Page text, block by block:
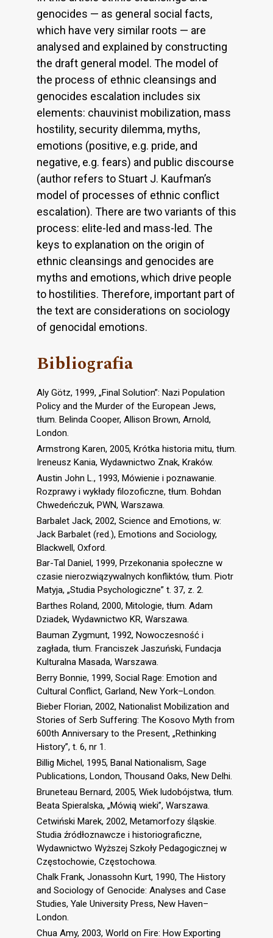
genocides — as general social facts,
which have very similar roots — are
analysed and explained by constructing
the draft general model. The model of
the process of ethnic cleansings and
genocides escalation includes six
elements: chauvinist mobilization, mass
hostility, security dilemma, myths,
emotions (positive, e.g. pride, and
negative, e.g. fears) and public discourse
(author refers to Stuart J. Kaufman’s
model of processes of ethnic conflict
escalation). There are two variants of this
process: elite-led and mass-led. The
keys to explanation on the origin of
ethnic cleansings and genocides are
myths and emotions, which drive people
to hostilities. Therefore, important part of
the text are considerations on sociology
of genocidal emotions.
Bibliografia
Aly Götz, 1999, „Final Solution”: Nazi Population
Policy and the Murder of the European Jews,
tłum. Belinda Cooper, Allison Brown, Arnold,
London.
Armstrong Karen, 2005, Krótka historia mitu, tłum.
Ireneusz Kania, Wydawnictwo Znak, Kraków.
Austin John L., 1993, Mówienie i poznawanie.
Rozprawy i wykłady filozoficzne, tłum. Bohdan
Chwedeńczuk, PWN, Warszawa.
Barbalet Jack, 2002, Science and Emotions, w:
Jack Barbalet (red.), Emotions and Sociology,
Blackwell, Oxford.
Bar-Tal Daniel, 1999, Przekonania społeczne w
czasie nierozwiązywalnych konfliktów, tłum. Piotr
Matyja, „Studia Psychologiczne” t. 37, z. 2.
Barthes Roland, 2000, Mitologie, tłum. Adam
Dziadek, Wydawnictwo KR, Warszawa.
Bauman Zygmunt, 1992, Nowoczesność i
zagłada, tłum. Franciszek Jaszuński, Fundacja
Kulturalna Masada, Warszawa.
Berry Bonnie, 1999, Social Rage: Emotion and
Cultural Conflict, Garland, New York–London.
Bieber Florian, 2002, Nationalist Mobilization and
Stories of Serb Suffering: The Kosovo Myth from
600th Anniversary to the Present, „Rethinking
History”, t. 6, nr 1.
Billig Michel, 1995, Banal Nationalism, Sage
Publications, London, Thousand Oaks, New Delhi.
Bruneteau Bernard, 2005, Wiek ludobójstwa, tłum.
Beata Spieralska, „Mówią wieki”, Warszawa.
Cetwiński Marek, 2002, Metamorfozy śląskie.
Studia źródłoznawcze i historiograficzne,
Wydawnictwo Wyższej Szkoły Pedagogicznej w
Częstochowie, Częstochowa.
Chalk Frank, Jonassohn Kurt, 1990, The History
and Sociology of Genocide: Analyses and Case
Studies, Yale University Press, New Haven–
London.
Chua Amy, 2003, World on Fire: How Exporting